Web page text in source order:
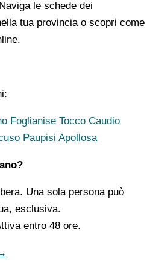
le schede dei
tua provincia o scopri come
Foglianise Tocco Caudio
Paupisi Apollosa
Una sola persona può
esclusiva.
entro 48 ore.